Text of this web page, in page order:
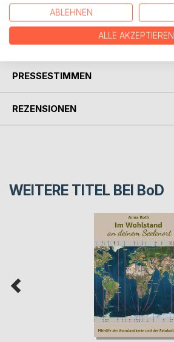
of caregiving in the 21st century.
AUTOR/IN
PRESSESTIMMEN
REZENSIONEN
WEITERE TITEL BEI BoD
ABLEHNEN
ALLE AKZEPTIEREN